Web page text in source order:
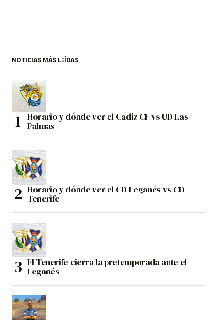
NOTICIAS MÁS LEÍDAS
Horario y dónde ver el Cádiz CF vs UD Las
Palmas
Horario y dónde ver el CD Leganés vs CD
Tenerife
El Tenerife cierra la pretemporada ante el
Leganés